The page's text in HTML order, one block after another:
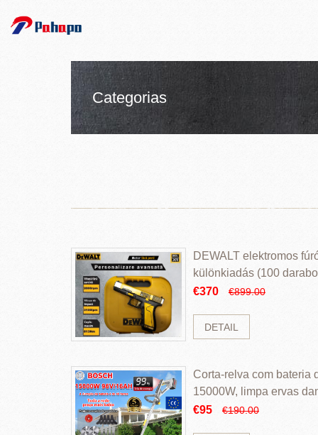
Categorias
DEWALT elektromos
különkiadás (100
€370
€899.00
DETAIL
Corta-relva com bateria
15000W, limpa ervas
rapidamente
€95 €190.00